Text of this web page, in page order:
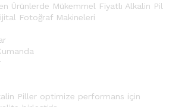
Ürünlerde Mükemmel Fiyatlı Alkalin Pil
Fotoğraf Makineleri
Piller optimize performans için